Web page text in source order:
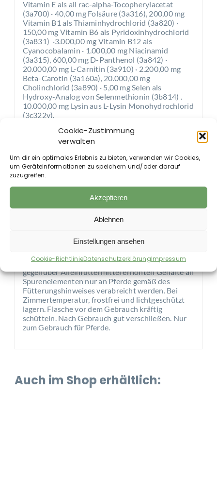
Cookie-Zustimmung
verwalten
Um dir ein optimales Erlebnis zu bieten, verwenden wir Cookies,
um Geräteinformationen zu speichern und/oder darauf
zuzugreifen.
Akzeptieren
Ablehnen
Einstellungen ansehen
Cookie-RichtlinieDatenschutzerklärungImpressum
Vitamin E als all rac-alpha-Tocopherylacetat
(3a700) · 40,00 mg Folsäure (3a316), 200,00 mg
Vitamin B1 als Thiaminhydrochlorid (3a820) ·
150,00 mg Vitamin B6 als Pyridoxinhydrochlorid
(3a831) ·3.000,00 mg Vitamin B12 als
Cyanocobalamin · 1.000,00 mg Niacinamid
(3a315), 600,00 mg D-Panthenol (3a842) ·
20.000,00 mg L-Carnitin (3a910) · 2.200,00 mg
Beta-Carotin (3a160a), 20.000,00 mg
Cholinchlorid (3a890) · 5,00 mg Selen als
Hydroxy-Analog von Selenmethionin (3b814) .
10.000,00 mg Lysin aus L-Lysin Monohydrochlorid
(3c322v).
Natriumascorbat (1b301).
Aromastoffe:130.000,00 mg Mischung aus
Mönchspfeffer, Weißdornblüten, Hopfen, Melisse,
Passionsblume).
Fütterungsempfehlung:
Pony (400 kg): 20 ml pro Tag
Pferd (600 kg): 30 ml pro Tag
* Dieses Ergänzungsfuttermittel darf wegen der
gegenüber Alleinfuttermittel erhöhten Gehalte an
Spurenelementen nur an Pferde gemäß des
Fütterungshinweises verabreicht werden. Bei
Zimmertemperatur, frostfrei und lichtgeschützt
lagern. Flasche vor dem Gebrauch kräftig
schütteln. Nach Gebrauch gut verschließen. Nur
zum Gebrauch für Pferde.
Auch im Shop erhältlich: